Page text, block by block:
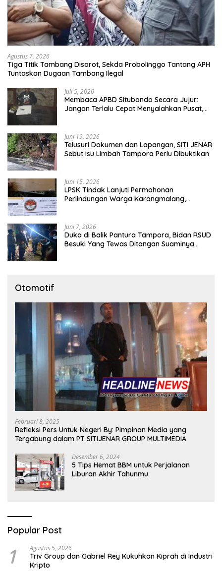
Agustus 7, 2026
Tiga Titik Tambang Disorot, Sekda Probolinggo Tantang APH
Tuntaskan Dugaan Tambang Ilegal
Juli 5, 2026
Membaca APBD Situbondo Secara Jujur:
Jangan Terlalu Cepat Menyalahkan Pusat,
Juni 19, 2026
Telusuri Dokumen dan Lapangan, SITI JENAR
Sebut Isu Limbah Tampora Perlu Dibuktikan
Juni 15, 2026
LPSK Tindak Lanjuti Permohonan
Perlindungan Warga Karangmalang,
Juni 7, 2026
Duka di Balik Pantura Tampora, Bidan RSUD
Besuki Yang Tewas Ditangan Suaminya
Otomotif
Februari 8, 2025
Refleksi Pers Untuk Negeri By: Pimpinan Media yang
Tergabung dalam PT SITIJENAR GROUP MULTIMEDIA
Desember 6, 2024
5 Tips Hemat BBM untuk Perjalanan
Liburan Akhir Tahunmu
Popular Post
1 Agustus 5, 2026
Triv Group dan Gabriel Rey Kukuhkan Kiprah di Industri
Kripto